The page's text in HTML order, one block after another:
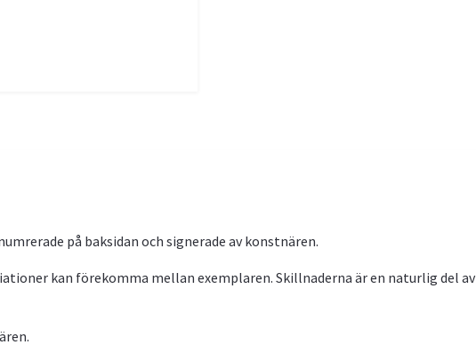
på baksidan och signerade av konstnären.
kan förekomma mellan exemplaren. Skillnaderna är en naturlig del av